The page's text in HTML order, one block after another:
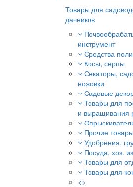
Товары для
дачников
инструмент
Средства
Косы, серпы
Секаторы,
ножовки
Садовые
Товары для
и выращивания
Прочие
Удобрения,
Посуда, хоз.
Товары для
Товары для
<>